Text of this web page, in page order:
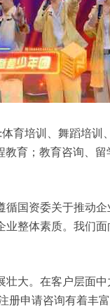
育培训、舞蹈培
育；教育咨询、
国资委关于推动
整体素质。我们
大。在客户层面
申请咨询有着丰